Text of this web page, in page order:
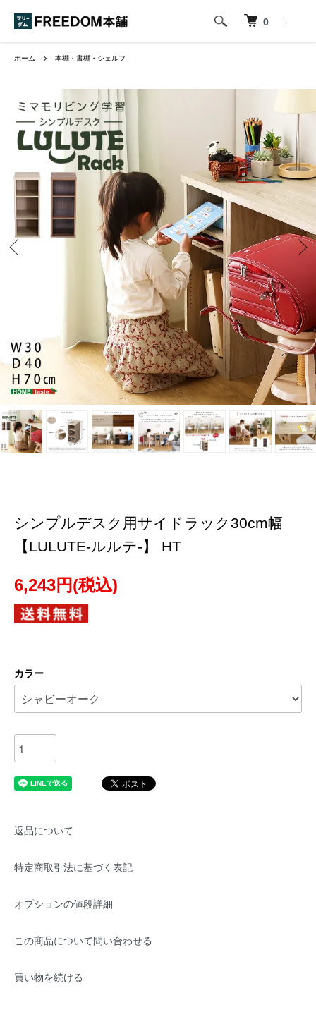
0
ホーム 本棚・書棚・シェルフ
シンプルデスク用サイドラック30cm幅
【LULUTE-ルルテ-】 HT
6,243円(税込)
カラー
返品について
特定商取引法に基づく表記
オプションの値段詳細
この商品について問い合わせる
買い物を続ける